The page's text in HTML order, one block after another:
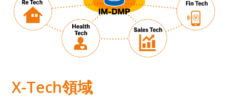
X-Tech領域